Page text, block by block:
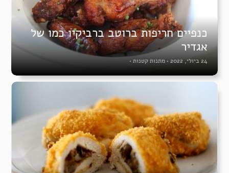
כנפיים חריפות ברוטב ברביקיו כמו של
אגדיר
24 ביולי, 2022 • מתנות קטנות •